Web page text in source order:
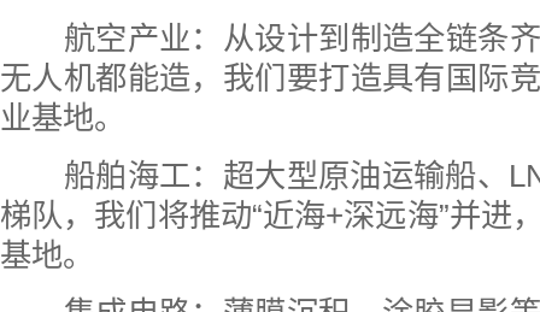
航空产业：从设计到制造全链条齐
无人机都能造，我们要打造具有国际
业基地。
船舶海工：超大型原油运输船、
梯队，我们将推动“近海+深远海”并进
基地。